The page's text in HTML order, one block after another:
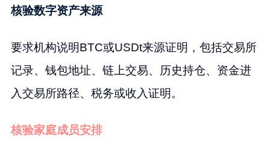
核验数字资产来源
要求机构说明BTC或USDt来源证明，包括交易所
记录、钱包地址、链上交易、历史持仓、资金进
入交易所路径、税务或收入证明。
核验家庭成员安排